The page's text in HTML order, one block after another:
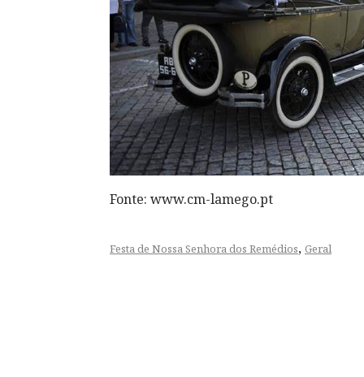
Fonte: www.cm-lamego.pt
Festa de Nossa Senhora dos Remédios, Geral